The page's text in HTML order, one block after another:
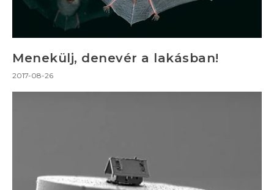
Menekülj, denevér a lakásban!
2017-08-26